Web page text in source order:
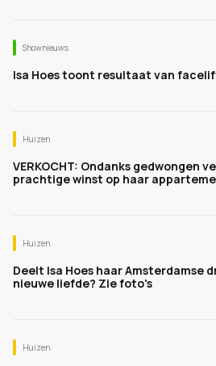
Shownieuws
Isa Hoes toont resultaat van
Huizen
VERKOCHT: Ondanks gedwongen
prachtige winst op haar
Huizen
Deelt Isa Hoes haar Amsterdamse
nieuwe liefde? Zie foto's
Huizen